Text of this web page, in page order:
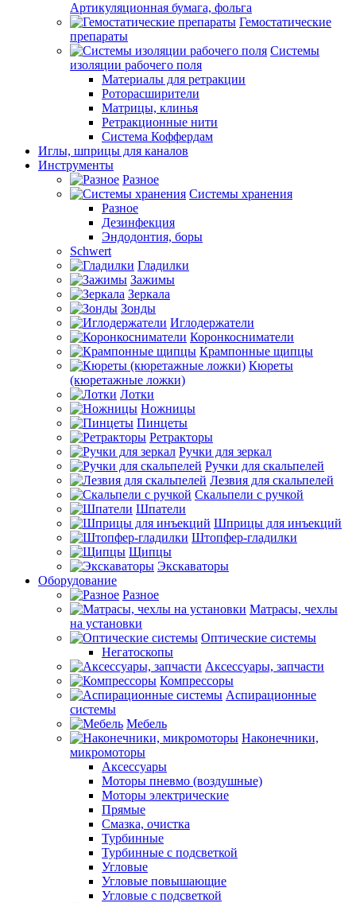
Артикуляционная бумага, фольга
Гемостатические
препараты
Системы
изоляции рабочего поля
Материалы для ретракции
Роторасширители
Матрицы, клинья
Ретракционные нити
Система Коффердам
Иглы, шприцы для каналов
Инструменты
Разное
Системы хранения
Разное
Дезинфекция
Эндодонтия, боры
Schwert
Гладилки
Зажимы
Зеркала
Зонды
Иглодержатели
Коронкосниматели
Крампонные щипцы
Кюреты
(кюретажные ложки)
Лотки
Ножницы
Пинцеты
Ретракторы
Ручки для зеркал
Ручки для скальпелей
Лезвия для скальпелей
Скальпели с ручкой
Шпатели
Шприцы для инъекций
Штопфер-гладилки
Щипцы
Экскаваторы
Оборудование
Разное
Матрасы, чехлы
на установки
Оптические системы
Негатоскопы
Аксессуары, запчасти
Компрессоры
Аспирационные
системы
Мебель
Наконечники,
микромоторы
Аксессуары
Моторы пневмо (воздушные)
Моторы электрические
Прямые
Смазка, очистка
Турбинные
Турбинные с подсветкой
Угловые
Угловые повышающие
Угловые с подсветкой